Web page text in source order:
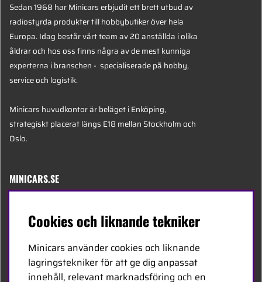
Sedan 1968 har Minicars erbjudit ett brett utbud av
radiostyrda produkter till hobbybutiker över hela
Europa. Idag består vårt team av 20 anställda i olika
åldrar och hos oss finns några av de mest kunniga
experterna i branschen - specialiserade på hobby,
service och logistik.
Minicars huvudkontor är beläget i Enköping,
strategiskt placerat längs E18 mellan Stockholm och
Oslo.
MINICARS.SE
Bli återförsäljare
Bli leverantör
Cookies och liknande tekniker
Minicars använder cookies och liknande
lagringstekniker för att ge dig anpassat
innehåll, relevant marknadsföring och en